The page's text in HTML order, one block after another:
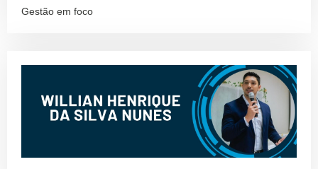
Gestão em foco